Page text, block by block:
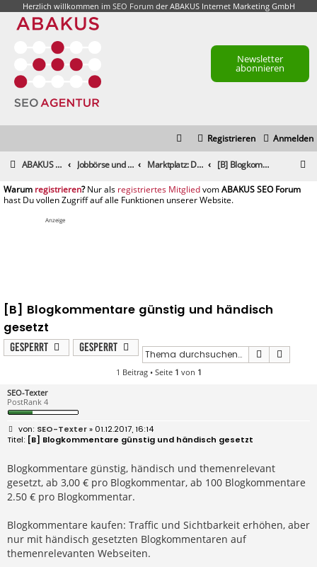
Herzlich willkommen im SEO Forumder ABAKUS Internet Marketing GmbH
Newsletter
abonnieren
Anmelden
Registrieren
ABAKUS Foren-Übersicht Jobbörse und Marktplatz Marktplatz: Dienstleistungen [B] Blogkommentare günstig und händisch gesetzt
registrieren registriertes Mitglied
Anzeige
[B] Blogkommentare günstig und händisch
gesetzt
Gesperrt Gesperrt Suche
1 Beitrag • Seite 1 von 1
SEO-Texter
PostRank 4
B
e
i
r
a
g
SEO-Texter» 01.12.2017, 16:14
[B] Blogkommentare günstig und händisch gesetzt
Blogkommentare günstig, händisch und themenrelevant
gesetzt, ab 3,00 € pro Blogkommentar, ab 100 Blogkommentare
2.50 € pro Blogkommentar.
Blogkommentare kaufen: Traffic und Sichtbarkeit erhöhen, aber
nur mit händisch gesetzten Blogkommentaren auf
themenrelevanten Webseiten.